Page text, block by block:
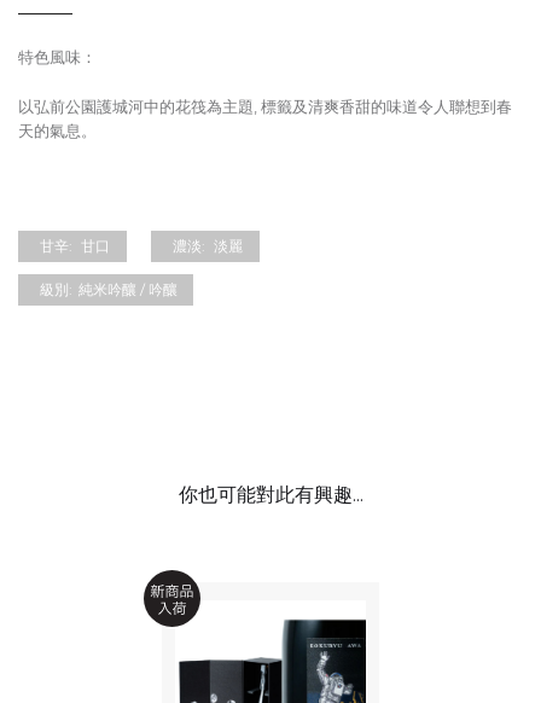
特色風味：
以弘前公園護城河中的花筏為主題, 標籤及清爽香甜的味道令人聯想到春
天的氣息。
甘辛: 甘口 濃淡: 淡麗
級別: 純米吟釀 / 吟釀
你也可能對此有興趣...